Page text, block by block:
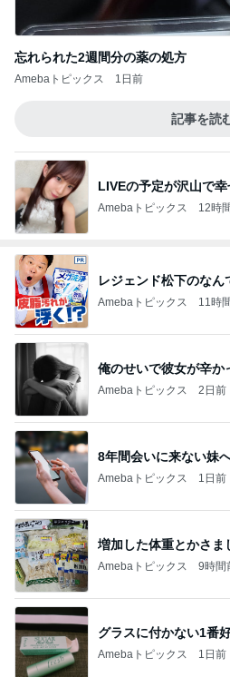
忘れられた2週間分の薬の処方
Amebaトピックス 1日前
記事を読
LIVEの予定が沢山で
Amebaトピックス 12時
レジェンド松下のなん
Amebaトピックス 11時
俺のせいで彼女が辛か
Amebaトピックス 2日前
8年間会いに来ない妹
Amebaトピックス 1日前
増加した体重とかさま
Amebaトピックス 9時間
グラスに付かない1番
Amebaトピックス 1日前